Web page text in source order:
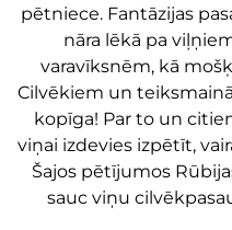
pētniece. Fantāzijas
nāra lēkā pa
varavīksnēm, kā
Cilvēkiem un
kopīga! Par to un
viņai izdevies izpētīt,
Šajos pētījumos
sauc viņu